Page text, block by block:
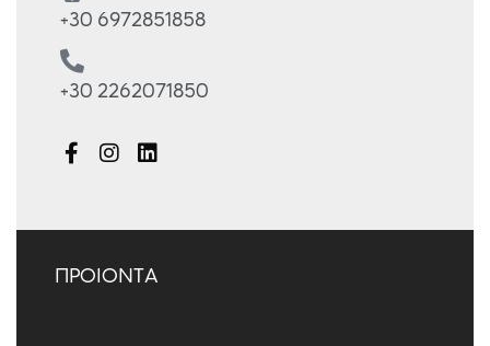
+30 6972851858
+30 2262071850
ΠΡΟΙΟΝΤΑ